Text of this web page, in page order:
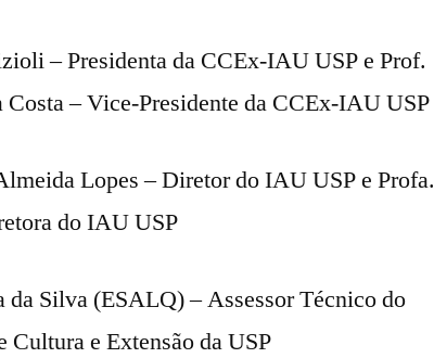
– Presidenta da CCEx-IAU USP e Prof.
– Vice-Presidente da CCEx-IAU USP
Lopes – Diretor do IAU USP e Profa.
do IAU USP
Silva (ESALQ) – Assessor Técnico do
Cultura e Extensão da USP